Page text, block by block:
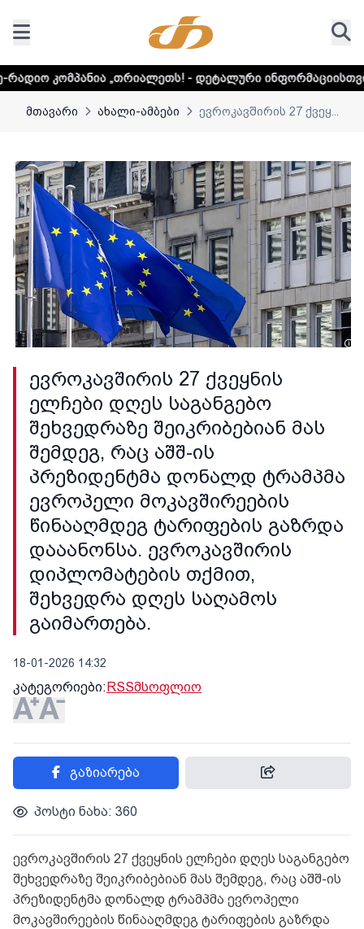
„თრიალეთს! - დეტალური ინფორმაციისთვის დააკლიკეთ
მთავარი ახალი-ამბები ევროკავშირის 27 ქვეყ...
ევროკავშირის 27 ქვეყნის
ელჩები დღეს საგანგებო
შეხვედრაზე შეიკრიბებიან მას
შემდეგ, რაც აშშ-ის
პრეზიდენტმა დონალდ ტრამპმა
ევროპელი მოკავშირეების
წინააღმდეგ ტარიფების გაზრდა
დააანონსა. ევროკავშირის
დიპლომატების თქმით,
შეხვედრა დღეს საღამოს
გაიმართება.
18-01-2026 14:32
კატეგორიები: RSSმსოფლიო
გაზიარება
პოსტი ნახა: 360
ევროკავშირის 27 ქვეყნის ელჩები დღეს საგანგებო
შეხვედრაზე შეიკრიბებიან მას შემდეგ, რაც აშშ-ის
პრეზიდენტმა დონალდ ტრამპმა ევროპელი
მოკავშირეების წინააღმდეგ ტარიფების გაზრდა